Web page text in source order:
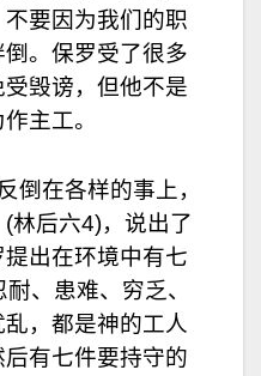
要因为我们的职
。保罗受了很多
毁谤，但他不是
主工。
倒在各样的事上，
林后六4)，说出了
出在环境中有七
、患难、穷乏、
，都是神的工人
有七件要持守的